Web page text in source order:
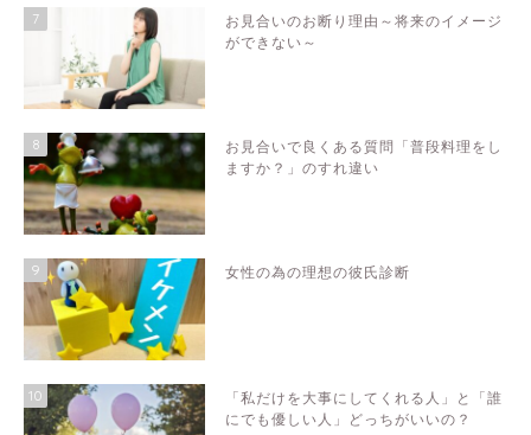
7
お見合いのお断り理由～将来のイメージ
ができない～
8
お見合いで良くある質問「普段料理をし
ますか？」のすれ違い
9 女性の為の理想の彼氏診断
10
「私だけを大事にしてくれる人」と「誰
にでも優しい人」どっちがいいの？